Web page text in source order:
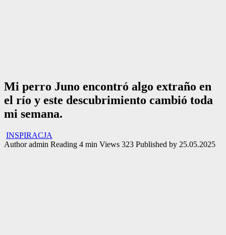
Mi perro Juno encontró algo extraño en
el río y este descubrimiento cambió toda
mi semana.
INSPIRACJA
Author admin Reading 4 min Views 323 Published by 25.05.2025